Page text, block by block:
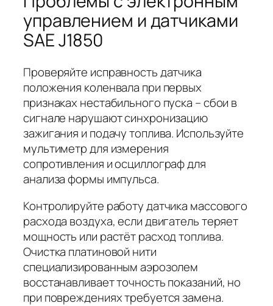
управлением и датчиками
SAE J1850
Проверяйте исправность датчика
положения коленвала при первых
признаках нестабильного пуска – сбои в
сигнале нарушают синхронизацию
зажигания и подачу топлива. Используйте
мультиметр для измерения
сопротивления и осциллограф для
анализа формы импульса.
Контролируйте работу датчика массового
расхода воздуха, если двигатель теряет
мощность или растёт расход топлива.
Очистка платиновой нити
специализированным аэрозолем
восстанавливает точность показаний, но
при повреждениях требуется замена.